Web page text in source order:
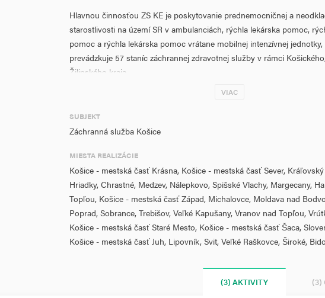
Hlavnou činnosťou ZS KE je poskytovanie prednemocničnej a
starostlivosti na území SR v ambulanciách, rýchla lekárska pomoc,
pomoc a rýchla lekárska pomoc vrátane mobilnej intenzívnej
prevádzkuje 57 staníc záchrannej zdravotnej služby v rámci
Žilinského kraja.
Projekt je určený pre 37 staníc záchrannej služby nachádzajúcich sa v
Lokalizácia jednotlivých ambulantných staníc je uvedená v bode 6 tejto
Hlavným cieľom projektu je posilnenie kapacít v súvislosti s
ochorením COVID - 19 so zameraním na zvýšenie kvality
zdravotnej starostlivosti v období pandémie COVID - 19.
Výstupom bude zabezpečenie dodatočných sanitných vozidiel
najmodernejším prístrojovým vybavením určeným pre sanitné vozidlá
pacientom suspektnými na ochorenie COVID-19. Stanovené
vybavenie sanitných vozidiel zohľadňuje nielen najnovšie požiadavky
VIAC
SUBJEKT
Záchranná služba Košice
MIESTA REALIZÁCIE
Košice - mestská časť Krásna, Košice - mestská časť Sever,
Hriadky, Chrastné, Medzev, Nálepkovo, Spišské Vlachy, Margecany,
Topľou, Košice - mestská časť Západ, Michalovce, Moldava nad
Poprad, Sobrance, Trebišov, Veľké Kapušany, Vranov nad Topľou,
Košice - mestská časť Staré Mesto, Košice - mestská časť Šaca,
Košice - mestská časť Juh, Lipovník, Svit, Veľké Raškovce, Široké,
(3) AKTIVITY (3)